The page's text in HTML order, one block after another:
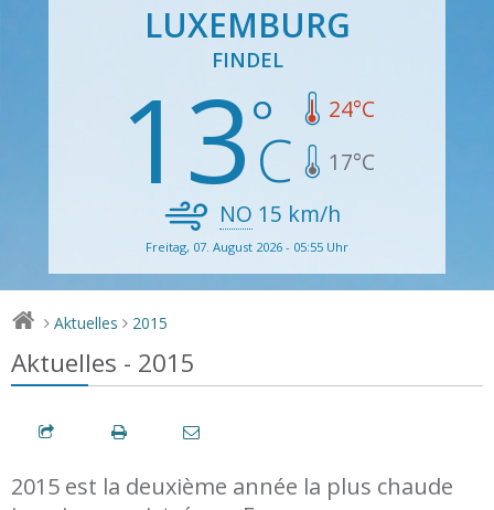
LUXEMBURG
FINDEL
13 24°C
17°C
NO 15 km/h
Freitag, 07. August 2026 - 05:55 Uhr
> Aktuelles > 2015
Aktuelles - 2015
2015 est la deuxième année la plus chaude